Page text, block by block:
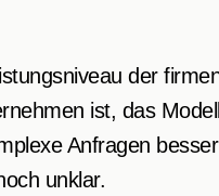
der
ist, das
Anfragen
unklar.